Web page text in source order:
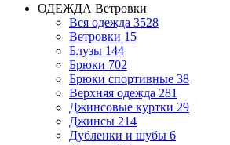
ОДЕЖДА Ветровки
Вся одежда 3528
Ветровки 15
Блузы 144
Брюки 702
Брюки спортивные 38
Верхняя одежда 281
Джинсовые куртки 29
Джинсы 214
Дубленки и шубы 6